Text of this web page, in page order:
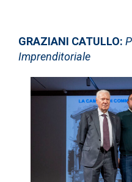
GRAZIANI CATULLO:
Imprenditoriale